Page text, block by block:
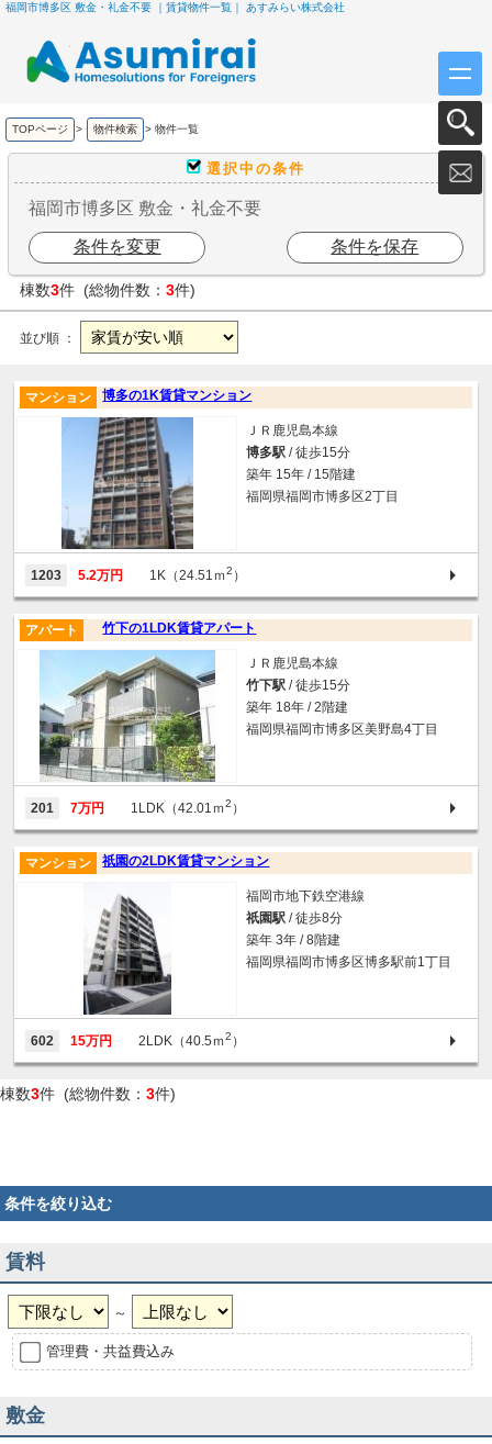
福岡市博多区 敷金・礼金不要 ｜賃貸物件一覧｜ あすみらい株式会社
TOPページ > 物件検索 > 物件一覧
選択中の条件
福岡市博多区 敷金・礼金不要
条件を変更 条件を保存
棟数3件 (総物件数： 3件)
並び順 ：
博多の1K賃貸マンション
マンション
ＪＲ鹿児島本線
博多駅 / 徒歩15分
築年 15年 / 15階建
福岡県福岡市博多区2丁目
1203 5.2万円 1K（24.51ｍ2 ）
竹下の1LDK賃貸アパート
アパート
ＪＲ鹿児島本線
竹下駅 / 徒歩15分
築年 18年 / 2階建
福岡県福岡市博多区美野島4丁目
201 7万円 1LDK（42.01ｍ2 ）
祇園の2LDK賃貸マンション
マンション
福岡市地下鉄空港線
祇園駅 / 徒歩8分
築年 3年 / 8階建
福岡県福岡市博多区博多駅前1丁目
602 15万円 2LDK（40.5ｍ2 ）
棟数3件 (総物件数： 3件)
条件を絞り込む
賃料
～
管理費・共益費込み
敷金